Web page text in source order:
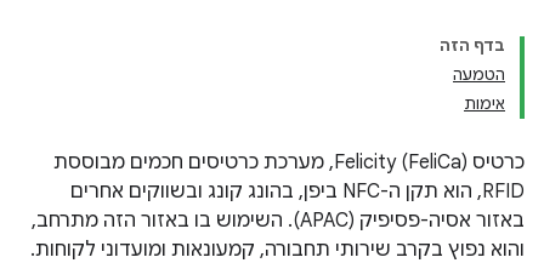
בדף הזה
הטמעה
אימות
כרטיס Felicity (FeliCa), מערכת כרטיסים חכמים מבוססת
RFID, הוא תקן ה-NFC ביפן, בהונג קונג ובשווקים אחרים
באזור אסיה-פסיפיק (APAC). השימוש בו באזור הזה מתרחב,
והוא נפוץ בקרב שירותי תחבורה, קמעונאות ומועדוני לקוחות.